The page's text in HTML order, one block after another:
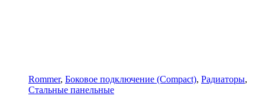
Rommer, Боковое подключение (Compact), Радиаторы,
Стальные панельные